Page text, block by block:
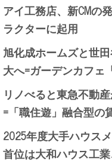
アイ工務店、新CMの
ラクターに起用
旭化成ホームズと世
大へ=ガーデンカフェ
リノべると東急不動
=「職住遊」融合型の
2025年度大手ハウス
首位は大和ハウス工